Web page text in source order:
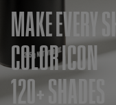
MAKE EVERY
COLOR ICON
120+ SHADES